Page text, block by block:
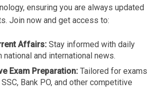
ensuring you are always updated
Join now and get access to:
Affairs: Stay informed with daily
national and international news.
Exam Preparation: Tailored for exams
Bank PO, and other competitive